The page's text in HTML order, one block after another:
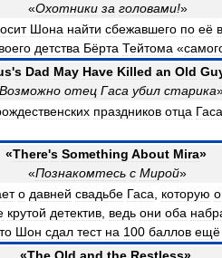
«Охотники за головами!»
Шона найти сбежавшего по её
детства Бёрта Тейтома «
's Dad May Have Killed an Old
Возможно отец Гаса убил старика
праздников отца Гаса
«There's Something About Mira»
«Познакомтесь с Мирой»
о давней свадьбе Гаса которую
крутой детектив ведь они оба
Шон сдал тест на 100 баллов ещё